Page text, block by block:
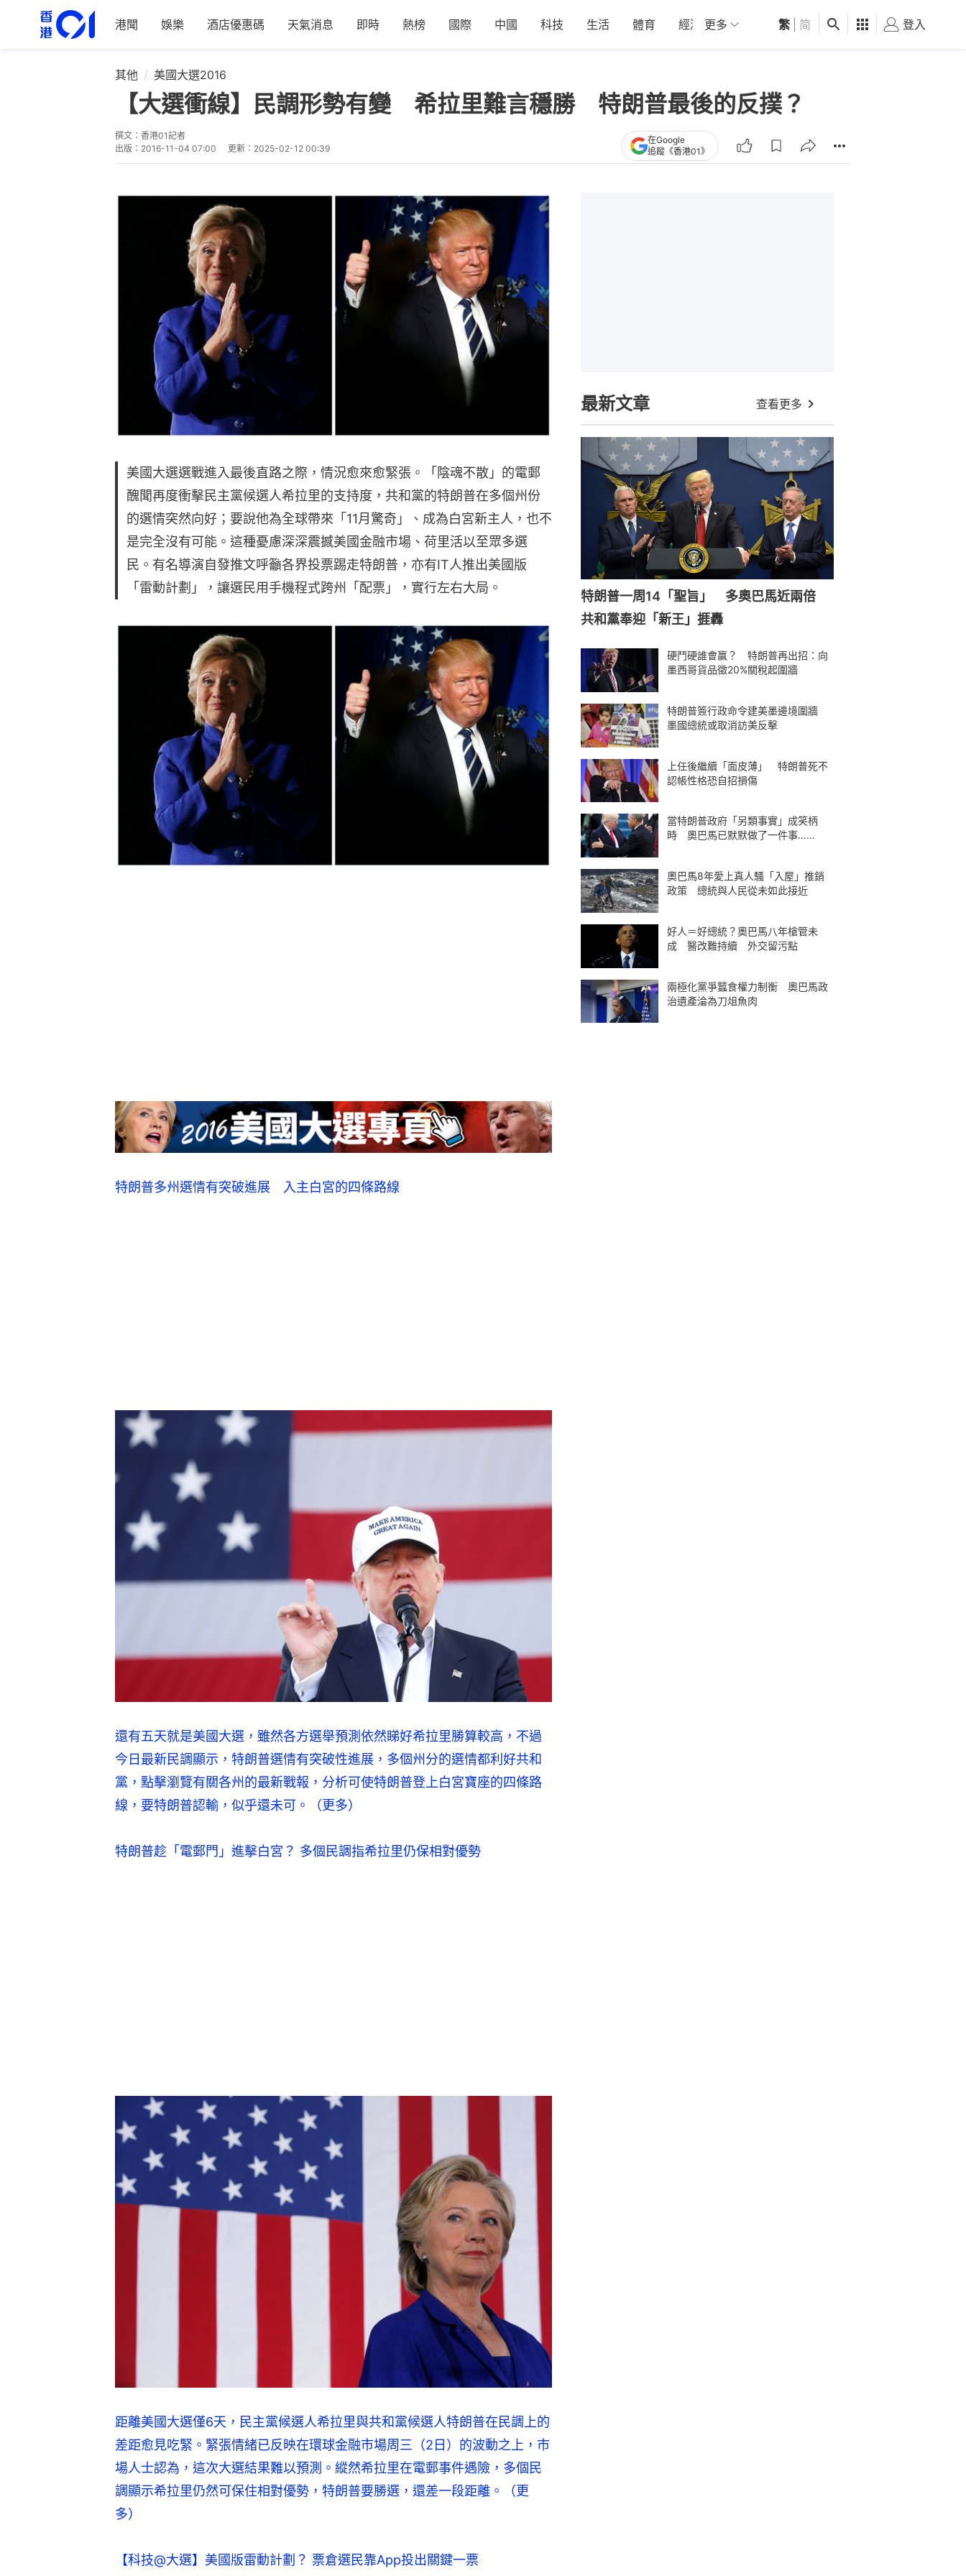
港聞 娛樂 酒店優惠碼 天氣消息 即時 熱榜 國際 中國 科技 生活 體育 經濟 01深圳 觀點 健康 好食玩飛
更多 繁 简 登入
其他 美國大選2016
【大選衝線】民調形勢有變 希拉里難言穩勝 特朗普最後的反撲？
撰文： 香港01記者
出版： 2016-11-04 07:00 更新： 2025-02-12 00:39
在Google
追蹤《香港01》
美國大選選戰進入最後直路之際，情況愈來愈緊張。「陰魂不散」的電郵
醜聞再度衝擊民主黨候選人希拉里的支持度，共和黨的特朗普在多個州份
的選情突然向好；要說他為全球帶來「11月驚奇」、成為白宮新主人，也不
是完全沒有可能。這種憂慮深深震撼美國金融市場、荷里活以至眾多選
民。有名導演自發推文呼籲各界投票踢走特朗普，亦有IT人推出美國版
「雷動計劃」，讓選民用手機程式跨州「配票」，實行左右大局。
特朗普多州選情有突破進展　入主白宮的四條路線
還有五天就是美國大選，雖然各方選舉預測依然睇好希拉里勝算較高，不過
今日最新民調顯示，特朗普選情有突破性進展，多個州分的選情都利好共和
黨，點擊瀏覽有關各州的最新戰報，分析可使特朗普登上白宮寶座的四條路
線，要特朗普認輸，似乎還未可。（更多）
特朗普趁「電郵門」進擊白宮？ 多個民調指希拉里仍保相對優勢
距離美國大選僅6天，民主黨候選人希拉里與共和黨候選人特朗普在民調上的
差距愈見吃緊。緊張情緒已反映在環球金融市場周三（2日）的波動之上，市
場人士認為，這次大選結果難以預測。縱然希拉里在電郵事件遇險，多個民
調顯示希拉里仍然可保住相對優勢，特朗普要勝選，還差一段距離。（更
多）
【科技@大選】美國版雷動計劃？ 票倉選民靠App投出關鍵一票
最新文章 查看更多
特朗普一周14「聖旨」 多奧巴馬近兩倍
共和黨奉迎「新王」捱轟
硬鬥硬誰會贏？ 特朗普再出招：向
墨西哥貨品徵20%關稅起圍牆
特朗普簽行政命令建美墨邊境圍牆
墨國總統或取消訪美反擊
上任後繼續「面皮薄」 特朗普死不
認帳性格恐自招損傷
當特朗普政府「另類事實」成笑柄
時 奧巴馬已默默做了一件事……
奧巴馬8年愛上真人騷「入屋」推銷
政策 總統與人民從未如此接近
好人＝好總統？奧巴馬八年槍管未
成 醫改難持續 外交留污點
兩極化黨爭蠶食權力制衡 奧巴馬政
治遺產淪為刀俎魚肉